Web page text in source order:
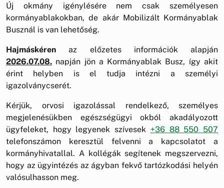
Új okmány igénylésére nem csak személyesen
kormányablakokban, de akár Mobilizált Kormányablak
Busznál is van lehetőség.
Hajmáskéren az előzetes információk alapján
2026.07.08. napján jön a Kormányablak Busz, így akit
érint helyben is el tudja intézni a személyi
igazolványcserét.
Kérjük, orvosi igazolással rendelkező, személyes
megjelenésükben egészségügyi okból akadályozott
ügyfeleket, hogy legyenek szívesek +36 88 550 507
telefonszámon keresztül felvenni a kapcsolatot a
kormányhivatallal. A kollégák segítenek megszervezni,
hogy az ügyintézés az ágyban fekvő tartózkodási helyén
valósulhasson meg.